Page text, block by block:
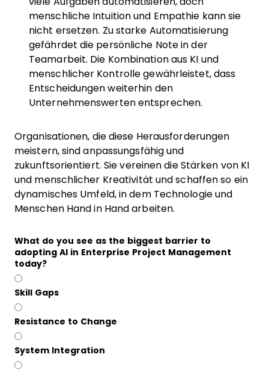
menschliche Intuition und Empathie kann sie
nicht ersetzen. Zu starke Automatisierung
gefährdet die persönliche Note in der
Teamarbeit. Die Kombination aus KI und
menschlicher Kontrolle gewährleistet, dass
Entscheidungen weiterhin den
Unternehmenswerten entsprechen.
Organisationen, die diese Herausforderungen
meistern, sind anpassungsfähig und
zukunftsorientiert. Sie vereinen die Stärken von KI
und menschlicher Kreativität und schaffen so ein
dynamisches Umfeld, in dem Technologie und
Menschen Hand in Hand arbeiten.
What do you see as the biggest barrier to
adopting AI in Enterprise Project Management
today?
Skill Gaps
Resistance to Change
System Integration